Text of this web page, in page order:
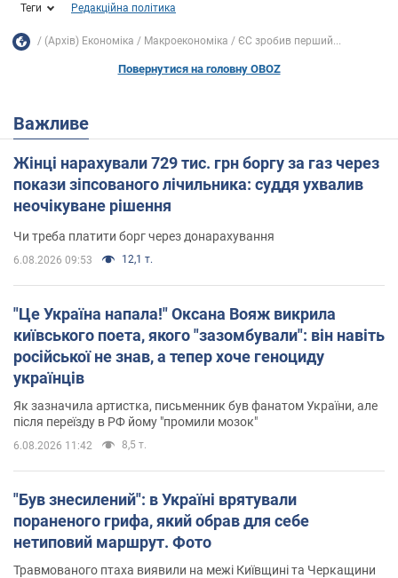
Теги Редакційна політика
(Архів) Економіка Mакроекономіка ЄС зробив перший...
Повернутися на головну OBOZ
Важливе
Жінці нарахували 729 тис. грн боргу за газ через
покази зіпсованого лічильника: суддя ухвалив
неочікуване рішення
Чи треба платити борг через донарахування
6.08.2026 09:53 12,1 т.
"Це Україна напала!" Оксана Вояж викрила
київського поета, якого "зазомбували": він навіть
російської не знав, а тепер хоче геноциду
українців
Як зазначила артистка, письменник був фанатом України, але
після переїзду в РФ йому "промили мозок"
6.08.2026 11:42 8,5 т.
"Був знесилений": в Україні врятували
пораненого грифа, який обрав для себе
нетиповий маршрут. Фото
Травмованого птаха виявили на межі Київщині та Черкащини